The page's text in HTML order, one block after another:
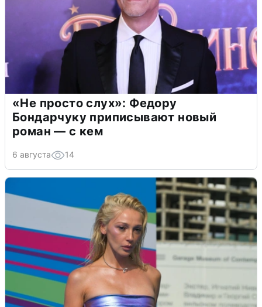
«Не просто слух»: Федору
Бондарчуку приписывают новый
роман — с кем
6 августа 14